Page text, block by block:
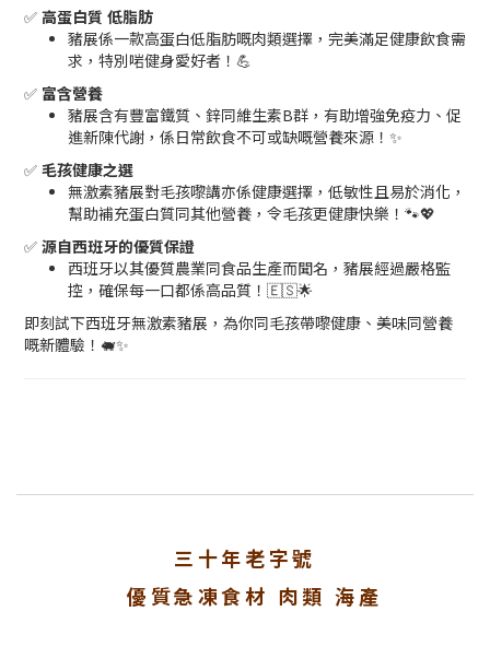
✅ 高蛋白質 低脂肪
豬展係一款高蛋白低脂肪嘅肉類選擇，完美滿足健康飲食需
求，特別啱健身愛好者！💪
✅ 富含營養
豬展含有豐富鐵質、鋅同維生素B群，有助增強免疫力、促
進新陳代謝，係日常飲食不可或缺嘅營養來源！✨
✅ 毛孩健康之選
無激素豬展對毛孩嚟講亦係健康選擇，低敏性且易於消化，
幫助補充蛋白質同其他營養，令毛孩更健康快樂！🐾💖
✅ 源自西班牙的優質保證
西班牙以其優質農業同食品生產而聞名，豬展經過嚴格監
控，確保每一口都係高品質！🇪🇸🌟
即刻試下西班牙無激素豬展，為你同毛孩帶嚟健康、美味同營養
嘅新體驗！🐖✨
三十年老字號
優質急凍食材 肉類 海產